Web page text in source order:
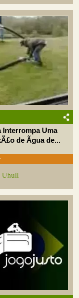
Interrompa Uma
de Ãgua de...
Uhull